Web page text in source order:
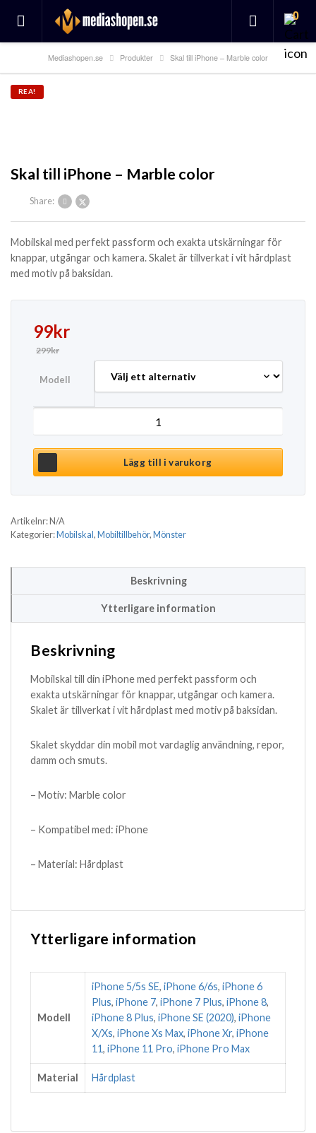
0
Mediashopen.se Produkter Skal till iPhone – Marble color
REA!
Skal till iPhone – Marble color
Share:
Mobilskal med perfekt passform och exakta utskärningar för
knappar, utgångar och kamera. Skalet är tillverkat i vit hårdplast
med motiv på baksidan.
299kr
Det ursprungliga priset var: 299kr.
99kr
Det nuvarande priset är: 99kr.
Modell
Skal till iPhone - Marble color mängd
Lägg till i varukorg
Artikelnr:N/A
Kategorier:Mobilskal, Mobiltillbehör, Mönster
Beskrivning
Ytterligare information
Beskrivning
Mobilskal till din iPhone med perfekt passform och
exakta utskärningar för knappar, utgångar och kamera.
Skalet är tillverkat i vit hårdplast med motiv på baksidan.
Skalet skyddar din mobil mot vardaglig användning, repor,
damm och smuts.
– Motiv: Marble color
– Kompatibel med: iPhone
– Material: Hårdplast
Ytterligare information
Modell
iPhone 5/5s SE, iPhone 6/6s, iPhone 6
Plus, iPhone 7, iPhone 7 Plus, iPhone 8,
iPhone 8 Plus, iPhone SE (2020), iPhone
X/Xs, iPhone Xs Max, iPhone Xr, iPhone
11, iPhone 11 Pro, iPhone Pro Max
Material Hårdplast